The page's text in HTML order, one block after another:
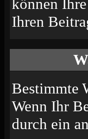
können
Ihren
Bestimmte
Wenn Ihr
durch ein